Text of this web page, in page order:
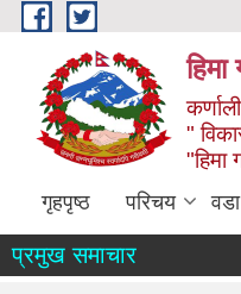
Skip to main content
"
"हिमा
गृहपृष्ठ परिचय
प्रमुख समाचार